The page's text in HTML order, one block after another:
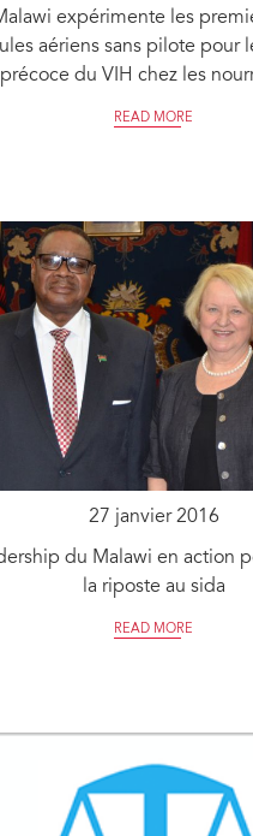
expérimente les
aériens sans pilote pour
précoce du VIH chez les
READ MORE
27 janvier 2016
du Malawi en action
la riposte au sida
READ MORE